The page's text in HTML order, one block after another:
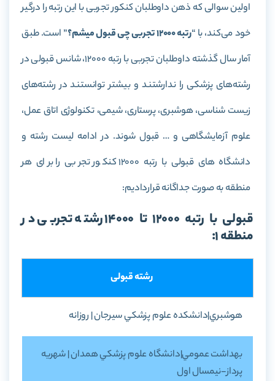
اولین سوالی که ذهن داوطلبان کنکور تجربی با این رتبه را درگیر
خود می‌کند، با “رتبه 12000 تجربی چی قبول میشم؟
” است. طبق
آمار سال گذشته داوطلبان تجربی با رتبه 12000، شانس قبولی در
رشته‌های پزشکی را ندارشتند و بیشتر توانستند در رشته‌های
زیست شناسی، هوشبری، پرستاری، شیمی، تکنولوژی اتاق عمل،
علوم آزمایشگاهی و … قبول شوند. در ادامه لیست رشته و
دانشگاه های قبولی با رتبه 12000 کنکور تجربی را برای هر
منطقه به صورت جداگانه قراردادیم:
قبولی با رتبه 12000 تا 14000 رشته تجربی در
منطقه 1:
رشته قبولی
هوشبري|دانشکده علوم پزشکي سيرجان | روزانه
بهداشت عمومي|دانشگاه علوم پزشکي همدان | شهريه
پرداز-نيمسال اول